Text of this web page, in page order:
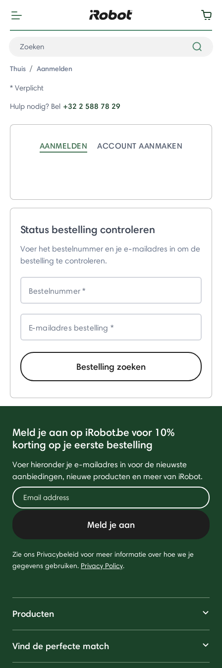
Thuis Aanmelden
* Verplicht
Hulp nodig? Bel +32 2 588 78 29
AANMELDEN ACCOUNT AANMAKEN
Status bestelling controleren
Voer het bestelnummer en je e-mailadres in om de
bestelling te controleren.
Bestelnummer
E-mailadres bestelling
Bestelling zoeken
Meld je aan op iRobot.be voor 10%
korting op je eerste bestelling
Voer hieronder je e-mailadres in voor de nieuwste
aanbiedingen, nieuwe producten en meer van iRobot.
Meld je aan
Zie ons Privacybeleid voor meer informatie over hoe we je
gegevens gebruiken. Privacy Policy.
Producten
Vind de perfecte match